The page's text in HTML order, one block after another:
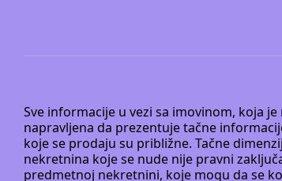
Sve informacije u vezi sa imovinom, koja
napravljena da prezentuje tačne
koje se prodaju su približne. Tačne
nekretnina koje se nude nije pravni
predmetnoj nekretnini, koje mogu da se